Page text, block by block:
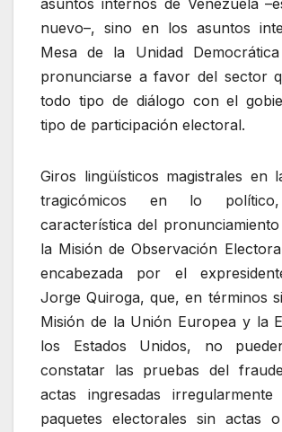
nuevo–, sino en los asuntos
Mesa de la Unidad
pronunciarse a favor del sector
todo tipo de diálogo con el
tipo de participación electoral.
Giros lingüísticos magistrales en
tragicómicos en lo
característica del
la Misión de Observación
encabezada por el
Jorge Quiroga, que, en términos
Misión de la Unión Europea y la
los Estados Unidos, no
constatar las pruebas del
actas ingresadas irregularmente
paquetes electorales sin actas